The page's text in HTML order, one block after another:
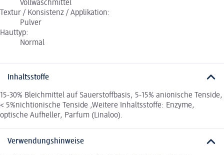
Vollwaschmittel
Textur / Konsistenz / Applikation:
Pulver
Hauttyp:
Normal
Inhaltsstoffe
15-30% Bleichmittel auf Sauerstoffbasis, 5-15% anionische Tenside,
< 5%nichtionische Tenside ,Weitere Inhaltsstoffe: Enzyme,
optische Aufheller, Parfum (Linaloo).
Verwendungshinweise